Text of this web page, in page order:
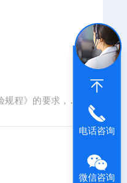
程》的要求，按
电话咨询
微信咨询